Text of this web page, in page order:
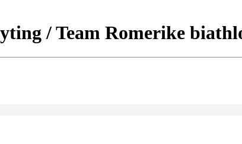
/ Team Romerike